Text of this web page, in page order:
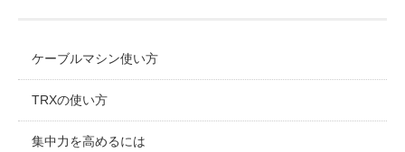
ケーブルマシン使い方
TRXの使い方
集中力を高めるには